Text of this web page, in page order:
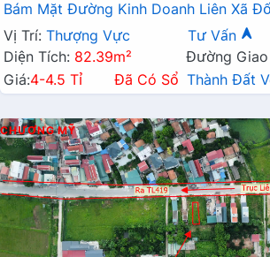
Bám Mặt Đường Kinh Doanh Liên Xã
Học Các Cấp
Vị Trí: Thượng Vực Tư Vấn
Diện Tích: 82.39m²
Đường Giao
Giá:4-4.5 Tỉ Đã Có Sổ Thành Đất
CHƯƠNG MỸ